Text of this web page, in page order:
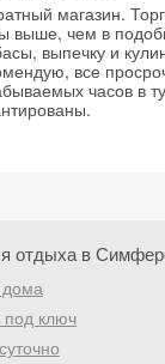
магазин.
выше, чем в
выпечку и
все
часов в
отдыха в
дома
под ключ
Скидка
на первое